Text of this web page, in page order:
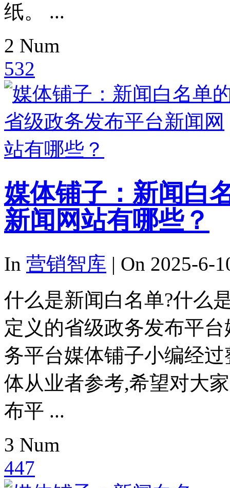
纸。 ...
2 Num
532
媒体铺子：新闻白
新闻网站有哪些？
In 营销智库 | On 2025-6-
什么是新闻白名单?什么
定义的省级政务发布平
务平台媒体铺子小编经
体从业者参考,希望对大
布平 ...
3 Num
447